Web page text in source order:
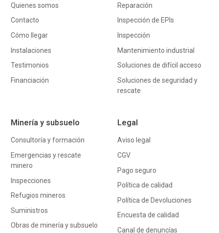
Quienes somos
Contacto
Cómo llegar
Instalaciones
Testimonios
Financiación
Reparación
Inspección de EPIs
Inspección
Mantenimiento industrial
Soluciones de difícil acceso
Soluciones de seguridad y
rescate
Minería y subsuelo
Consultoría y formación
Emergencias y rescate
minero
Inspecciones
Refugios mineros
Suministros
Obras de minería y subsuelo
Legal
Aviso legal
CGV
Pago seguro
Política de calidad
Política de Devoluciones
Encuesta de calidad
Canal de denuncías